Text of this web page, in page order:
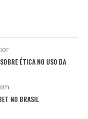
ÉTICA NO USO DA
NO BRASIL